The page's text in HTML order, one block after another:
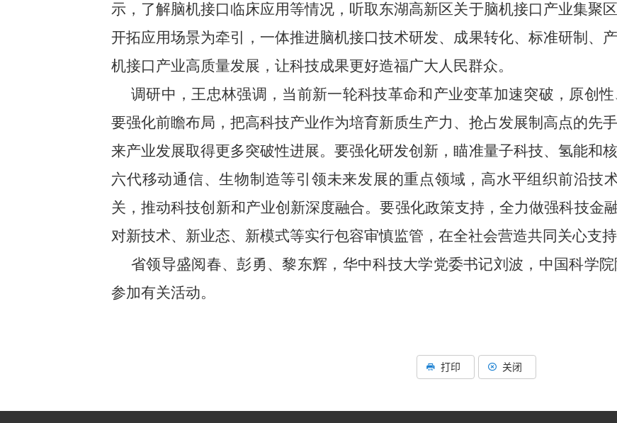
示，了解脑机接口临床应用等情况，听取东湖高新区关于脑机接口产业集聚
开拓应用场景为牵引，一体推进脑机接口技术研发、成果转化、标准研制、
机接口产业高质量发展，让科技成果更好造福广大人民群众。
调研中，王忠林强调，当前新一轮科技革命和产业变革加速突破，原创性
要强化前瞻布局，把高科技产业作为培育新质生产力、抢占发展制高点的先
来产业发展取得更多突破性进展。要强化研发创新，瞄准量子科技、氢能和
六代移动通信、生物制造等引领未来发展的重点领域，高水平组织前沿技
关，推动科技创新和产业创新深度融合。要强化政策支持，全力做强科技金
对新技术、新业态、新模式等实行包容审慎监管，在全社会营造共同关心支
省领导盛阅春、彭勇、黎东辉，华中科技大学党委书记刘波，中国科学
参加有关活动。
打印 关闭